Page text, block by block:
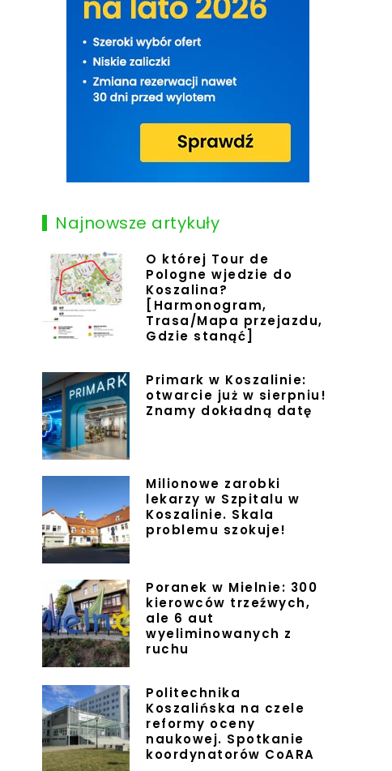
Najnowsze artykuły
O której Tour de
Pologne wjedzie do
Koszalina?
[Harmonogram,
Trasa/Mapa przejazdu,
Gdzie stanąć]
Primark w Koszalinie:
otwarcie już w sierpniu!
Znamy dokładną datę
Milionowe zarobki
lekarzy w Szpitalu w
Koszalinie. Skala
problemu szokuje!
Poranek w Mielnie: 300
kierowców trzeźwych,
ale 6 aut
wyeliminowanych z
ruchu
Politechnika
Koszalińska na czele
reformy oceny
naukowej. Spotkanie
koordynatorów CoARA